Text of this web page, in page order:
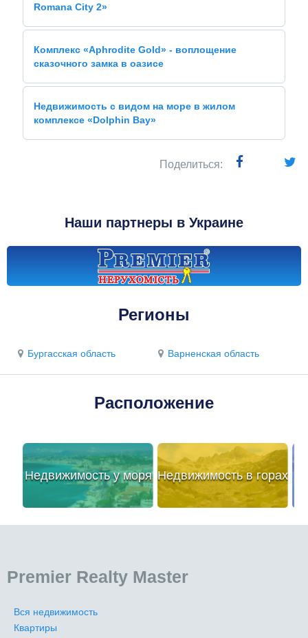
Romana City 2»
Комплекс «Aphrodite Gold» - воплощение
сказочного замка в оазисе
Недвижимость с видом на море в жилом
комплексе «Dolphin Bay»
Поделиться:
Наши партнеры в Украине
Регионы
Бургасская область Варненская область
Расположение
Недвижимость у моря Недвижимость в горах
Premier Realty Master
Вся недвижимость
Квартиры